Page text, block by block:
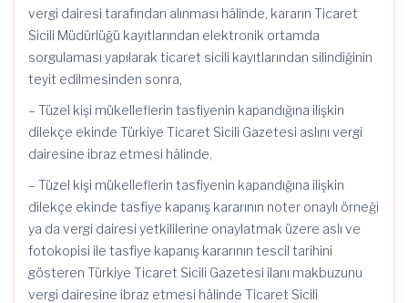
vergi dairesi tarafından alınması hâlinde, kararın Ticaret
Sicili Müdürlüğü kayıtlarından elektronik ortamda
sorgulaması yapılarak ticaret sicili kayıtlarından silindiğinin
teyit edilmesinden sonra,
– Tüzel kişi mükelleflerin tasfiyenin kapandığına ilişkin
dilekçe ekinde Türkiye Ticaret Sicili Gazetesi aslını vergi
dairesine ibraz etmesi hâlinde,
– Tüzel kişi mükelleflerin tasfiyenin kapandığına ilişkin
dilekçe ekinde tasfiye kapanış kararının noter onaylı örneği
ya da vergi dairesi yetkililerine onaylatmak üzere aslı ve
fotokopisi ile tasfiye kapanış kararının tescil tarihini
gösteren Türkiye Ticaret Sicili Gazetesi ilanı makbuzunu
vergi dairesine ibraz etmesi hâlinde Ticaret Sicili